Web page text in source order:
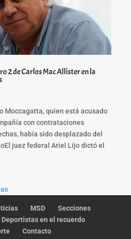
2 de Carlos Mac Allister en la
quien está acusado
con contrataciones
había sido desplazado del
juez federal Ariel Lijo dictó el
MSD
Secciones
Deportistas en el recuerdo
Contacto